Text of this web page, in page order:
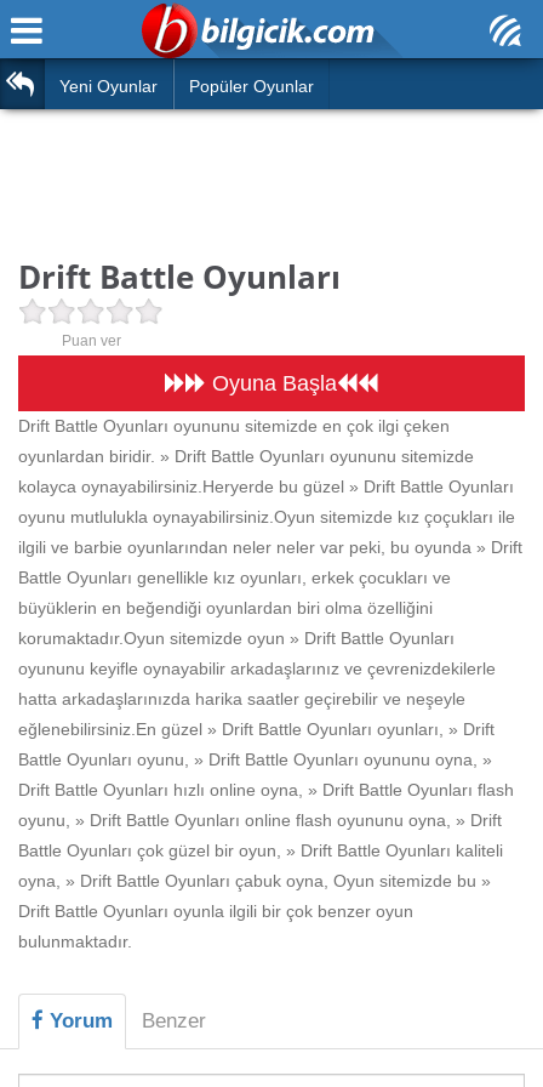
Araba
Futbol
Çocuk
Silah
Basketbol
Beceri
Komik
Macera
Mario
Savaş
Spor
Ana Sayfa
Hızlı Okuma Testi
Hesaplamalar
Oyun
Eğitim Haberleri
Yeni Oyunlar Popüler Oyunlar
Drift Battle Oyunları
Puan ver
Oyuna Başla
Drift Battle Oyunları oyununu sitemizde en çok ilgi çeken
oyunlardan biridir. » Drift Battle Oyunları oyununu sitemizde
kolayca oynayabilirsiniz.Heryerde bu güzel » Drift Battle Oyunları
oyunu mutlulukla oynayabilirsiniz.Oyun sitemizde kız çoçukları ile
ilgili ve barbie oyunlarından neler neler var peki, bu oyunda » Drift
Battle Oyunları genellikle kız oyunları, erkek çocukları ve
büyüklerin en beğendiği oyunlardan biri olma özelliğini
korumaktadır.Oyun sitemizde oyun » Drift Battle Oyunları
oyununu keyifle oynayabilir arkadaşlarınız ve çevrenizdekilerle
hatta arkadaşlarınızda harika saatler geçirebilir ve neşeyle
eğlenebilirsiniz.En güzel » Drift Battle Oyunları oyunları, » Drift
Battle Oyunları oyunu, » Drift Battle Oyunları oyununu oyna, »
Drift Battle Oyunları hızlı online oyna, » Drift Battle Oyunları flash
oyunu, » Drift Battle Oyunları online flash oyununu oyna, » Drift
Battle Oyunları çok güzel bir oyun, » Drift Battle Oyunları kaliteli
oyna, » Drift Battle Oyunları çabuk oyna, Oyun sitemizde bu »
Drift Battle Oyunları oyunla ilgili bir çok benzer oyun
bulunmaktadır.
Yorum Benzer